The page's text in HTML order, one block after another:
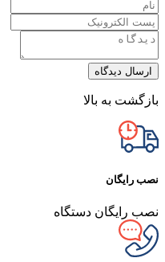
ارسال دیدگاه
بازگشت به بالا
نصب رایگان
نصب رایگان دستگاه